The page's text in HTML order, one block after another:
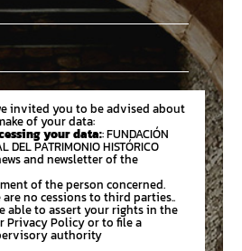
Email
invited you to be advised about
of your data:
your data:: FUNDACIÓN
DEL PATRIMONIO HISTÓRICO
and newsletter of the
of the person concerned.
are no cessions to third parties..
able to assert your rights in the
Privacy Policy or to file a
authority